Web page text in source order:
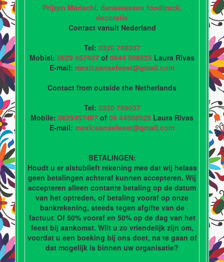
Prijzen Mariachi, danseressen foodtruck,
decoratie
Contact vanuit Nederland
Tel: 0320 769037
Mobiel: 0629 457407 of 0644 508525 Laura Rivas
E-mail: mexicaansefeest@gmail.com
Contact from outside the Netherlands
Tel: 0320 769037
Mobile: 0629457407 of 06 44508525 Laura Rivas
E-mail: mexicaansefeest@gmail.com
BETALINGEN:
Houdt u er alstublieft rekening mee dat wij helaas
geen betalingen achteraf kunnen accepteren. Wij
accepteren alleen contante betaling op de datum
van het optreden, of betaling vooraf op onze
bankrekening, steeds tegen afgifte van de
factuur. Of 50% vooraf en 50% op de dag van het
feest bij aankomst. Wilt u zo vriendelijk zijn om,
voordat u een boeking bij ons doet, na te gaan of
dat mogelijk is binnen uw organisatie?